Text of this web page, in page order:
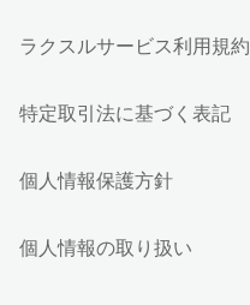
ラクスルサービス利用規約
特定取引法に基づく表記
個人情報保護方針
個人情報の取り扱い